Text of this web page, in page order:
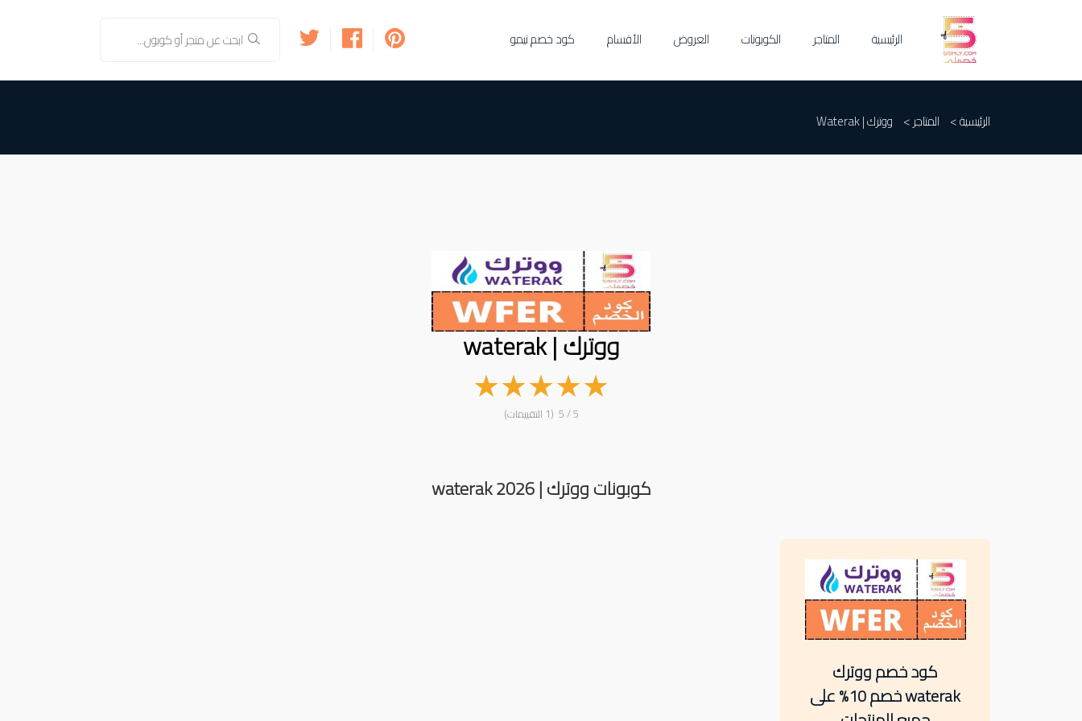
الرئيسية المتاجر الكوبونات العروض الأقسام كود خصم تيمو
الرئيسية > المتاجر > ووترك | Waterak
ووترك | waterak
★
★
★
★
★ 5 / 5 (1 التقييمات)
كوبونات ووترك | waterak 2026
كود خصم ووترك
waterak خصم 10% على